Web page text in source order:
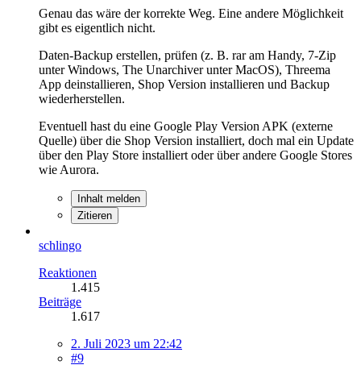
Genau das wäre der korrekte Weg. Eine andere Möglichkeit
gibt es eigentlich nicht.
Daten-Backup erstellen, prüfen (z. B. rar am Handy, 7-Zip
unter Windows, The Unarchiver unter MacOS), Threema
App deinstallieren, Shop Version installieren und Backup
wiederherstellen.
Eventuell hast du eine Google Play Version APK (externe
Quelle) über die Shop Version installiert, doch mal ein Update
über den Play Store installiert oder über andere Google Stores
wie Aurora.
Inhalt melden
Zitieren
schlingo
Reaktionen
1.415
Beiträge
1.617
2. Juli 2023 um 22:42
#9